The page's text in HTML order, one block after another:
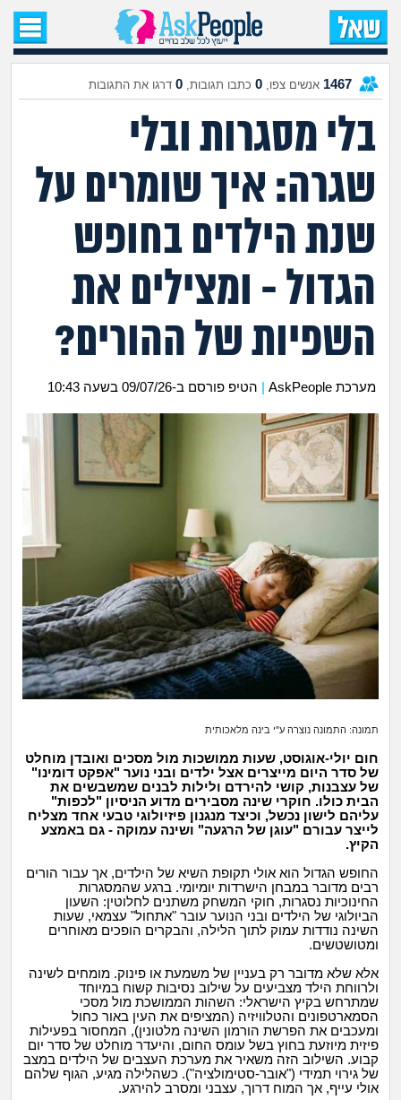
עמוד הבית
שאל שאלה
שאלות חדשות
שאלות שעוררו עניין
עצות חדשות
מה קורה כאן?
מתחם הטיפים
מדורים
היריון ולידה
הורות ומשפחה
מהבקו"ם... ועד מתי?!
לימודים וסטודנטים
עבודה וקריירה
בית, שכנים ושותפים
מה שעובר עליי
פיננסי וכלכלה
חיות מחמד
יוקר המחיה
גאווה
הרשמה | התחברות
1467 אנשים צפו, 0 כתבו תגובות, 0 דרגו את התגובות
בלי מסגרות ובלי
שגרה: איך שומרים על
שנת הילדים בחופש
הגדול - ומצילים את
השפיות של ההורים?
מערכת AskPeople הטיפ פורסם ב-09/07/26 בשעה 10:43
תמונה: התמונה נוצרה ע"י בינה מלאכותית
חום יולי-אוגוסט, שעות ממושכות מול מסכים ואובדן מוחלט
של סדר היום מייצרים אצל ילדים ובני נוער "אפקט דומינו"
של עצבנות, קושי להירדם ולילות לבנים שמשבשים את
הבית כולו. חוקרי שינה מסבירים מדוע הניסיון "לכפות"
עליהם לישון נכשל, וכיצד מנגנון פיזיולוגי טבעי אחד מצליח
לייצר עבורם "עוגן של הרגעה" ושינה עמוקה - גם באמצע
הקיץ.
החופש הגדול הוא אולי תקופת השיא של הילדים, אך עבור הורים
רבים מדובר במבחן הישרדות יומיומי. ברגע שהמסגרות
החינוכיות נסגרות, חוקי המשחק משתנים לחלוטין: השעון
הביולוגי של הילדים ובני הנוער עובר "אתחול" עצמאי, שעות
השינה נודדות עמוק לתוך הלילה, והבקרים הופכים מאוחרים
ומטושטשים.
אלא שלא מדובר רק בעניין של משמעת או פינוק. מומחים לשינה
ולרווחת הילד מצביעים על שילוב נסיבות קשוח במיוחד
שמתרחש בקיץ הישראלי: השהות הממושכת מול מסכי
הסמארטפונים והטלוויזיה (המציפים את העין באור כחול
ומעכבים את הפרשת הורמון השינה מלטונין), המחסור בפעילות
פיזית מיוזעת בחוץ בשל עומס החום, והיעדר מוחלט של סדר יום
קבוע. השילוב הזה משאיר את מערכת העצבים של הילדים במצב
של גירוי תמידי ("אובר-סטימולציה"). כשהלילה מגיע, הגוף שלהם
אולי עייף, אך המוח דרוך, עצבני ומסרב להירגע.